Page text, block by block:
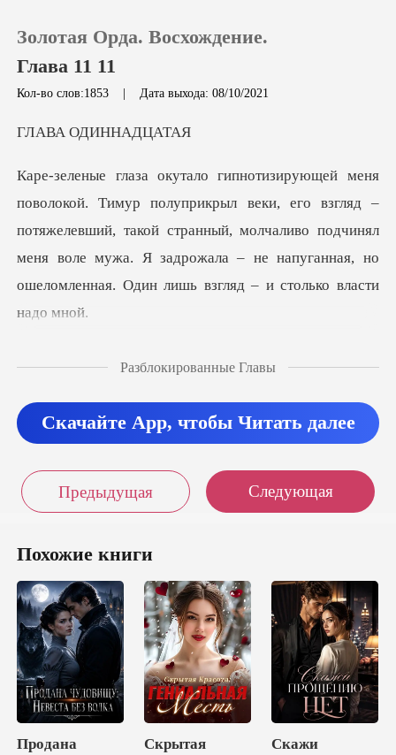
Пополнить
История чтения
Выйти
Золотая Орда. Восхождение.
Глава 11 11
Кол-во слов:1853 | Дата выхода: 08/10/2021
ОДИННА
го взгляд –
потяжелевший, такой странный, молчаливо подчинял
меня воле мужа. Я задро
Разблокированные Главы
Скачайте App, чтобы Читать далее
Предыдущая Следующая
Похожие книги
Продана
Скрытая
Скажи